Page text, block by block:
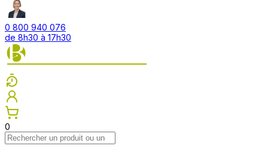
0 800 940 076
de 8h30 à 17h30
0